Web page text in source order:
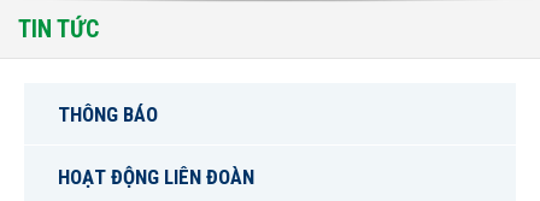
TIN TỨC
THÔNG BÁO
HOẠT ĐỘNG LIÊN ĐOÀN